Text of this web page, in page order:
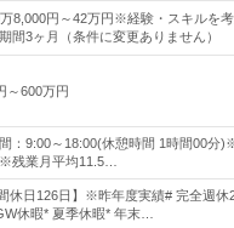
万8,000円～42万円※経験・スキルを
間3ヶ月（条件に変更ありません）
～600万円
：9:00～18:00(休憩時間 1時間00分
残業月平均11.5…
休日126日】※昨年度実績# 完全週休
休暇* 夏季休暇* 年末…